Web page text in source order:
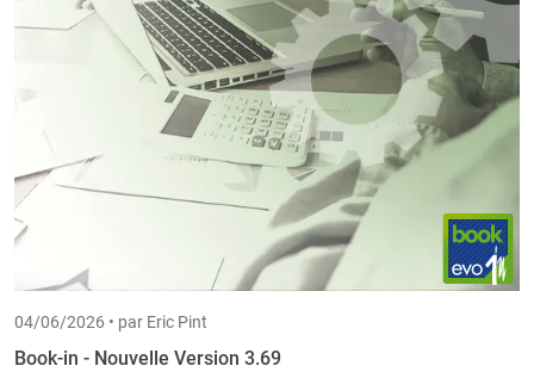
04/06/2026 • par Eric Pint
Book-in - Nouvelle Version 3.69